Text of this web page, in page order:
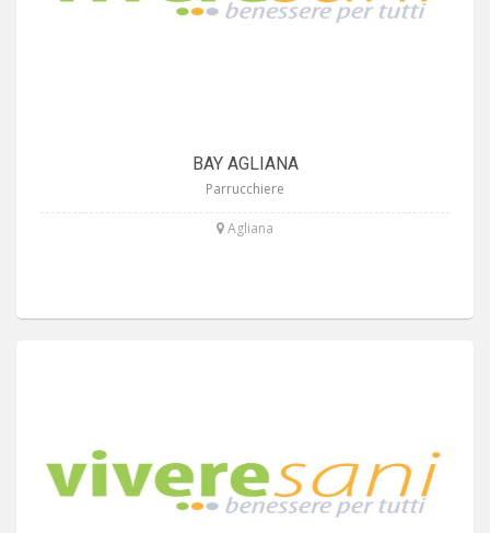
BAY AGLIANA
Parrucchiere
Agliana